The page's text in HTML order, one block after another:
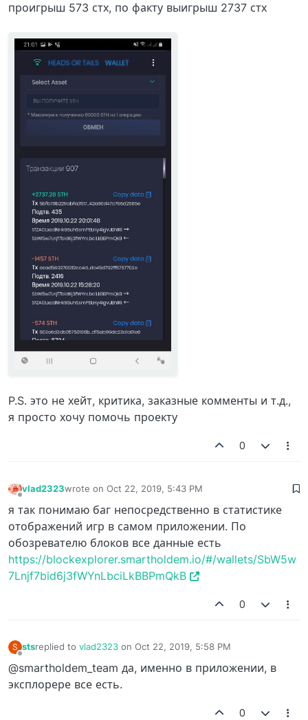
проигрыш 573 стх, по факту выигрыш 2737 стх
P.S. это не хейт, критика, заказные комменты и т.д.,
я просто хочу помочь проекту
0
vlad2323wrote on Oct 22, 2019, 5:43 PM
last edited by
я так понимаю баг непосредственно в статистике
отображений игр в самом приложении. По
обозревателю блоков все данные есть
https://blockexplorer.smartholdem.io/#/wallets/SbW5w
7Lnjf7bid6j3fWYnLbciLkBBPmQkB
0
S stsreplied to vlad2323 on Oct 22, 2019, 5:58 PM
last edited by
@smartholdem_team да, именно в приложении, в
эксплорере все есть.
0